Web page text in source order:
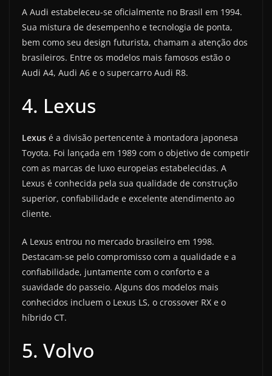
A Audi estabeleceu-se oficialmente no Brasil em 1994.
Sua mistura de desempenho e tecnologia de ponta,
bem como seu design futurista, chamam a atenção dos
brasileiros. Entre os modelos mais famosos estão o
Audi A4, Audi A6 e o supercarro Audi R8.
4. Lexus
Lexus é a divisão pertencente à montadora japonesa
Toyota. Foi lançada em 1989 com o objetivo de competir
com as marcas de luxo europeias estabelecidas. A
Lexus é conhecida pela sua qualidade de construção
superior, confiabilidade e excelente atendimento ao
cliente.
A Lexus entrou no mercado brasileiro em 1998.
Destacam-se pelo compromisso com a qualidade e a
confiabilidade, juntamente com o conforto e a
suavidade do passeio. Alguns dos modelos mais
conhecidos incluem o Lexus LS, o crossover RX e o
híbrido CT.
5. Volvo